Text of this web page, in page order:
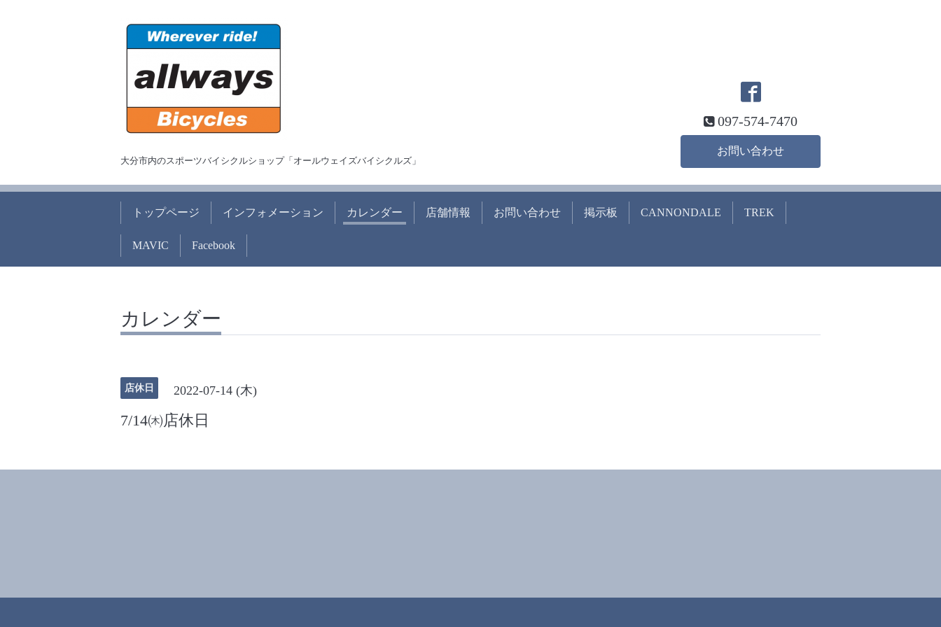
大分市内のスポーツバイシクルショップ「オールウェイズバイシクルズ」
097-574-7470
お問い合わせ
トップページ インフォメーション カレンダー 店舗情報 お問い合わせ 掲示板 CANNONDALE TREK
MAVIC Facebook
カレンダー
店休日 2022-07-14 (木)
7/14㈭店休日